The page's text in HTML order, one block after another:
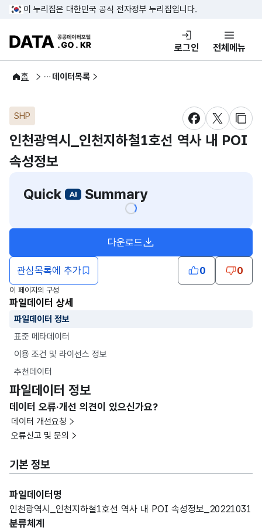
콘텐츠 바로가기
푸터 바로가기
이 누리집은 대한민국 공식 전자정부 누리집입니다.
DATA.GO.KR 공공데이터포털
로그인 전체메뉴
홈
공공데이터 데이터목록
SHP
새창 열림새창 열림
새창
인천광역시_인천지하철1호선 역사 내 POI
속성정보
Quick
Summary
관심목록에 추가
다운로드
0 0
이 페이지의 구성
파일데이터 상세
파일데이터 정보
표준 메타데이터
이용 조건 및 라이선스 정보
추천데이터
파일데이터 정보
데이터 오류·개선 의견이 있으신가요?
데이터 개선요청
오류신고 및 문의
기본 정보
파일데이터명
인천광역시_인천지하철1호선 역사 내 POI 속성정보_20221031
분류체계